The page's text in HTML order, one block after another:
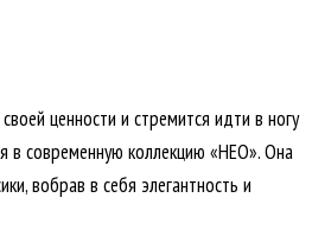
ценности и стремится идти в ногу
в современную коллекцию «НЕО». Она
вобрав в себя элегантность и